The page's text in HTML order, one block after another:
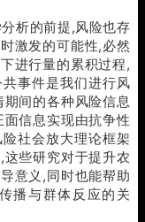
析的前提,风险也存
激发的可能性,必然
进行量的累积过程,
事件是我们进行风
间的各种风险信息
信息实现由抗争性
社会放大理论框架
些研究对于提升农
意义,同时也能帮助
播与群体反应的关